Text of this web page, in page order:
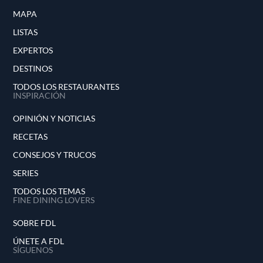
MAPA
LISTAS
EXPERTOS
DESTINOS
TODOS LOS RESTAURANTES
INSPIRACIÓN
OPINIÓN Y NOTICIAS
RECETAS
CONSEJOS Y TRUCOS
SERIES
TODOS LOS TEMAS
FINE DINING LOVERS
SOBRE FDL
ÚNETE A FDL
SÍGUENOS